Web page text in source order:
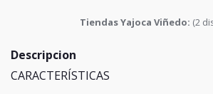
Tiendas Yajoca Viñedo: (2
Descripcion
CARACTERÍSTICAS